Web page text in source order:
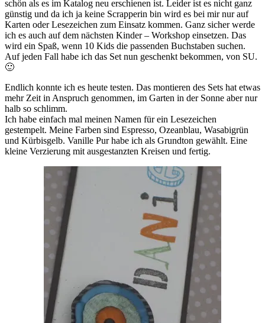
schön als es im Katalog neu erschienen ist. Leider ist es nicht ganz
günstig und da ich ja keine Scrapperin bin wird es bei mir nur auf
Karten oder Lesezeichen zum Einsatz kommen. Ganz sicher werde
ich es auch auf dem nächsten Kinder – Workshop einsetzen. Das
wird ein Spaß, wenn 10 Kids die passenden Buchstaben suchen.
Auf jeden Fall habe ich das Set nun geschenkt bekommen, von SU.
🙂
Endlich konnte ich es heute testen. Das montieren des Sets hat etwas
mehr Zeit in Anspruch genommen, im Garten in der Sonne aber nur
halb so schlimm.
Ich habe einfach mal meinen Namen für ein Lesezeichen
gestempelt. Meine Farben sind Espresso, Ozeanblau, Wasabigrün
und Kürbisgelb. Vanille Pur habe ich als Grundton gewählt. Eine
kleine Verzierung mit ausgestanzten Kreisen und fertig.